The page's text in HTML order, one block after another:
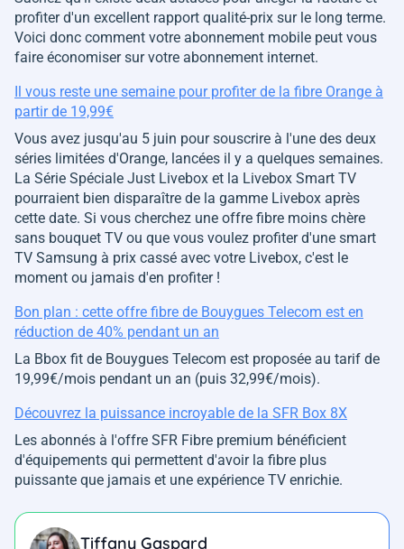
profiter d'un excellent rapport qualité-prix sur le long terme.
Voici donc comment votre abonnement mobile peut vous
faire économiser sur votre abonnement internet.
Il vous reste une semaine pour profiter de la fibre Orange à
partir de 19,99€
Vous avez jusqu'au 5 juin pour souscrire à l'une des deux
séries limitées d'Orange, lancées il y a quelques semaines.
La Série Spéciale Just Livebox et la Livebox Smart TV
pourraient bien disparaître de la gamme Livebox après
cette date. Si vous cherchez une offre fibre moins chère
sans bouquet TV ou que vous voulez profiter d'une smart
TV Samsung à prix cassé avec votre Livebox, c'est le
moment ou jamais d'en profiter !
Bon plan : cette offre fibre de Bouygues Telecom est en
réduction de 40% pendant un an
La Bbox fit de Bouygues Telecom est proposée au tarif de
19,99€/mois pendant un an (puis 32,99€/mois).
Découvrez la puissance incroyable de la SFR Box 8X
Les abonnés à l'offre SFR Fibre premium bénéficient
d'équipements qui permettent d'avoir la fibre plus
puissante que jamais et une expérience TV enrichie.
Tiffany Gaspard